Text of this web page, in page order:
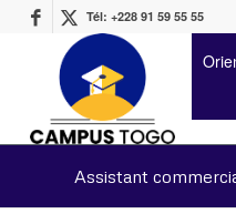
Tél: +228 91 59 55 55
Assistant